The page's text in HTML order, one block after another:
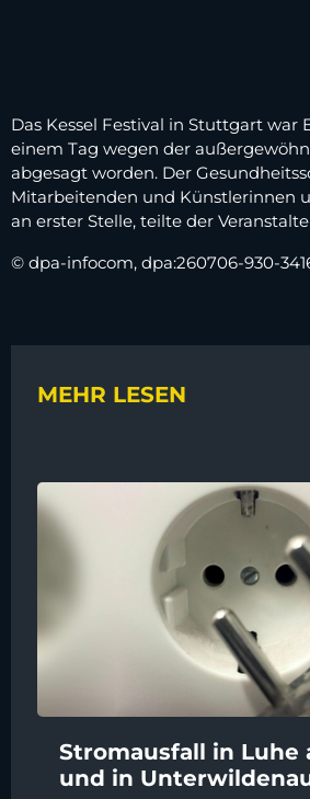
Das Kessel Festival in Stuttgart war
einem Tag wegen der
abgesagt worden. Der
Mitarbeitenden und Künstlerinnen
an erster Stelle, teilte der
© dpa-infocom, dpa:260706-930-
MEHR LESEN
Stromausfall in Luhe
und in